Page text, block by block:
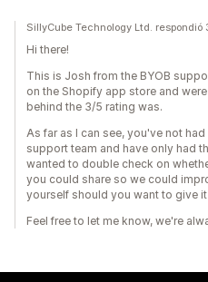
SillyCube Technology Ltd.
Hi there!
This is Josh from the BYOB
on the Shopify app store and
behind the 3/5 rating was.
As far as I can see, you've not
support team and have only had
wanted to double check on
you could share so we could
yourself should you want to give it
Feel free to let me know, we're